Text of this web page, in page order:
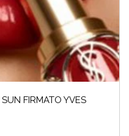
FIRMATO YVES